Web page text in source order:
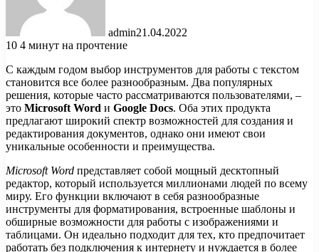
admin21.04.2022
10 4 минут на прочтение
С каждым годом выбор инструментов для работы с текстом
становится все более разнообразным. Два популярных
решения, которые часто рассматриваются пользователями, –
это Microsoft Word и Google Docs. Оба этих продукта
предлагают широкий спектр возможностей для создания и
редактирования документов, однако они имеют свои
уникальные особенности и преимущества.
Microsoft Word представляет собой мощный десктопный
редактор, который используется миллионами людей по всему
миру. Его функции включают в себя разнообразные
инструменты для форматирования, встроенные шаблоны и
обширные возможности для работы с изображениями и
таблицами. Он идеально подходит для тех, кто предпочитает
работать без подключения к интернету и нуждается в более